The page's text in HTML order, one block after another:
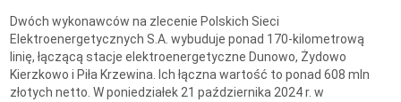
Dwóch wykonawców na zlecenie Polskich Sieci
Elektroenergetycznych S.A. wybuduje ponad 170-kilometrową
linię, łączącą stacje elektroenergetyczne Dunowo, Żydowo
Kierzkowo i Piła Krzewina. Ich łączna wartość to ponad 608 mln
złotych netto. W poniedziałek 21 października 2024 r. w